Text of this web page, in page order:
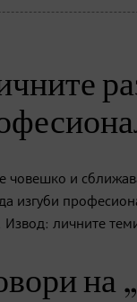
човешко и
изгуби
личните
на